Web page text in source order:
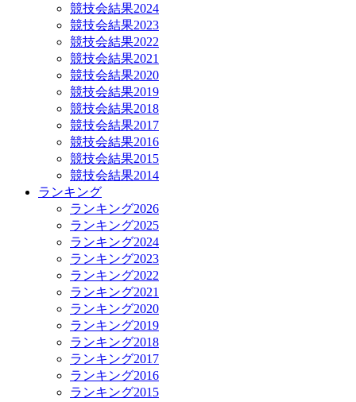
競技会結果2024
競技会結果2023
競技会結果2022
競技会結果2021
競技会結果2020
競技会結果2019
競技会結果2018
競技会結果2017
競技会結果2016
競技会結果2015
競技会結果2014
ランキング
ランキング2026
ランキング2025
ランキング2024
ランキング2023
ランキング2022
ランキング2021
ランキング2020
ランキング2019
ランキング2018
ランキング2017
ランキング2016
ランキング2015